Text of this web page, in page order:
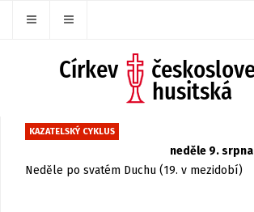
KAZATELSKÝ CYKLUS
neděle 9. srpna
Neděle po svatém Duchu (19. v mezidobí)